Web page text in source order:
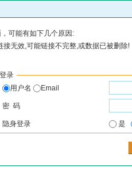
可能有如下几个原因:
无效,可能链接不完整,或数据已被删除!
登录
用户名
Email
密 码
隐身登录 是